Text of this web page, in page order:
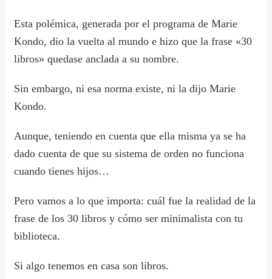
Esta polémica, generada por el programa de Marie
Kondo, dio la vuelta al mundo e hizo que la frase «30
libros» quedase anclada a su nombre.
Sin embargo, ni esa norma existe, ni la dijo Marie
Kondo.
Aunque, teniendo en cuenta que ella misma ya se ha
dado cuenta de que su sistema de orden no funciona
cuando tienes hijos…
Pero vamos a lo que importa: cuál fue la realidad de la
frase de los 30 libros y cómo ser minimalista con tu
biblioteca.
Si algo tenemos en casa son libros.